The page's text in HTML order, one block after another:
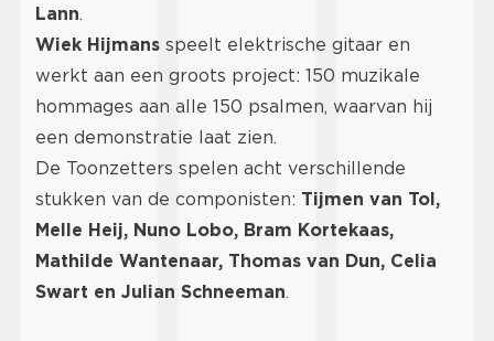
Lann.
Wiek Hijmans speelt elektrische gitaar en
werkt aan een groots project: 150 muzikale
hommages aan alle 150 psalmen, waarvan hij
een demonstratie laat zien.
De Toonzetters spelen acht verschillende
stukken van de componisten: Tijmen van Tol,
Melle Heij, Nuno Lobo, Bram Kortekaas,
Mathilde Wantenaar, Thomas van Dun, Celia
Swart en Julian Schneeman.